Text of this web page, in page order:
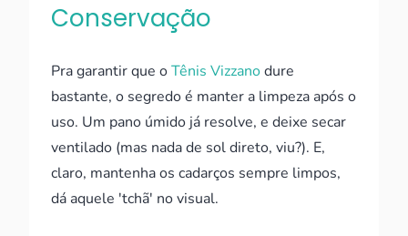
Conservação
Pra garantir que oTênis Vizzanodure
bastante, o segredo é manter a limpeza após o
uso. Um pano úmido já resolve, e deixe secar
ventilado (mas nada de sol direto, viu?). E,
claro, mantenha os cadarços sempre limpos,
dá aquele 'tchã' no visual.